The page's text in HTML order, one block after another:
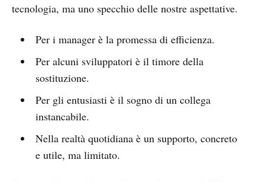
tecnologia, ma uno specchio delle nostre aspettative.
Per i manager è la promessa di efficienza.
Per alcuni sviluppatori è il timore della
sostituzione.
Per gli entusiasti è il sogno di un collega
instancabile.
Nella realtà quotidiana è un supporto, concreto
e utile, ma limitato.